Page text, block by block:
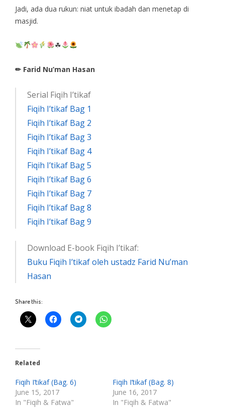
Jadi, ada dua rukun: niat untuk ibadah dan menetap di
masjid.
☘
✏ Farid Nu’man Hasan
Serial Fiqih I’tikaf
Fiqih I’tikaf Bag 1
Fiqih I’tikaf Bag 2
Fiqih I’tikaf Bag 3
Fiqih I’tikaf Bag 4
Fiqih I’tikaf Bag 5
Fiqih I’tikaf Bag 6
Fiqih I’tikaf Bag 7
Fiqih I’tikaf Bag 8
Fiqih I’tikaf Bag 9
Download E-book Fiqih I’tikaf:
Buku Fiqih I’tikaf oleh ustadz Farid Nu’man
Hasan
Share this:
Related
Fiqih I’tikaf (Bag. 6)
June 15, 2017
In "Fiqih & Fatwa"
Fiqih I’tikaf (Bag. 8)
June 16, 2017
In "Fiqih & Fatwa"